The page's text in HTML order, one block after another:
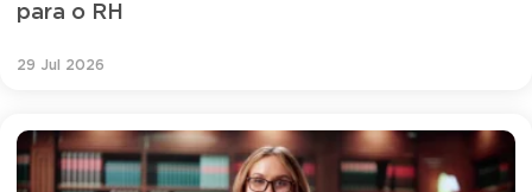
para o RH
29 Jul 2026